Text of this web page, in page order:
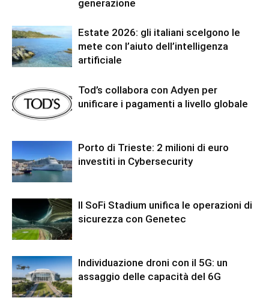
generazione
Estate 2026: gli italiani scelgono le
mete con l’aiuto dell’intelligenza
artificiale
Tod’s collabora con Adyen per
unificare i pagamenti a livello globale
Porto di Trieste: 2 milioni di euro
investiti in Cybersecurity
Il SoFi Stadium unifica le operazioni di
sicurezza con Genetec
Individuazione droni con il 5G: un
assaggio delle capacità del 6G